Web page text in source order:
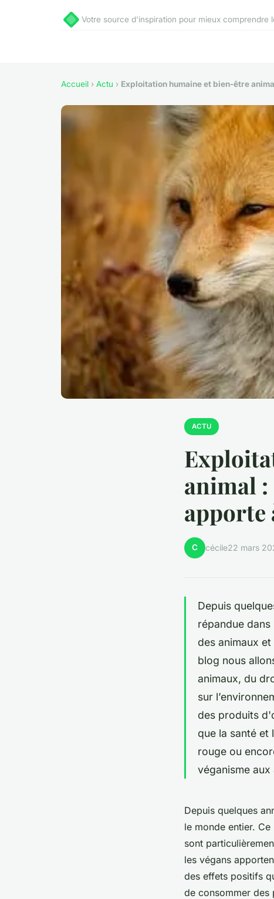
Votre source d'inspiration pour mieux comprendre
Accueil › Actu › Exploitation humaine et bien-être
ACTU
animal :
apporte
C cécile22 mars
Depuis
répandue
des animaux
blog nous
animaux, du
sur
des produits
que la santé et
rouge ou
véganisme
Depuis quelques
le monde entier.
sont
les végans
des effets positifs
de consommer des